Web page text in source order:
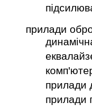
прилади
прилади
прилади